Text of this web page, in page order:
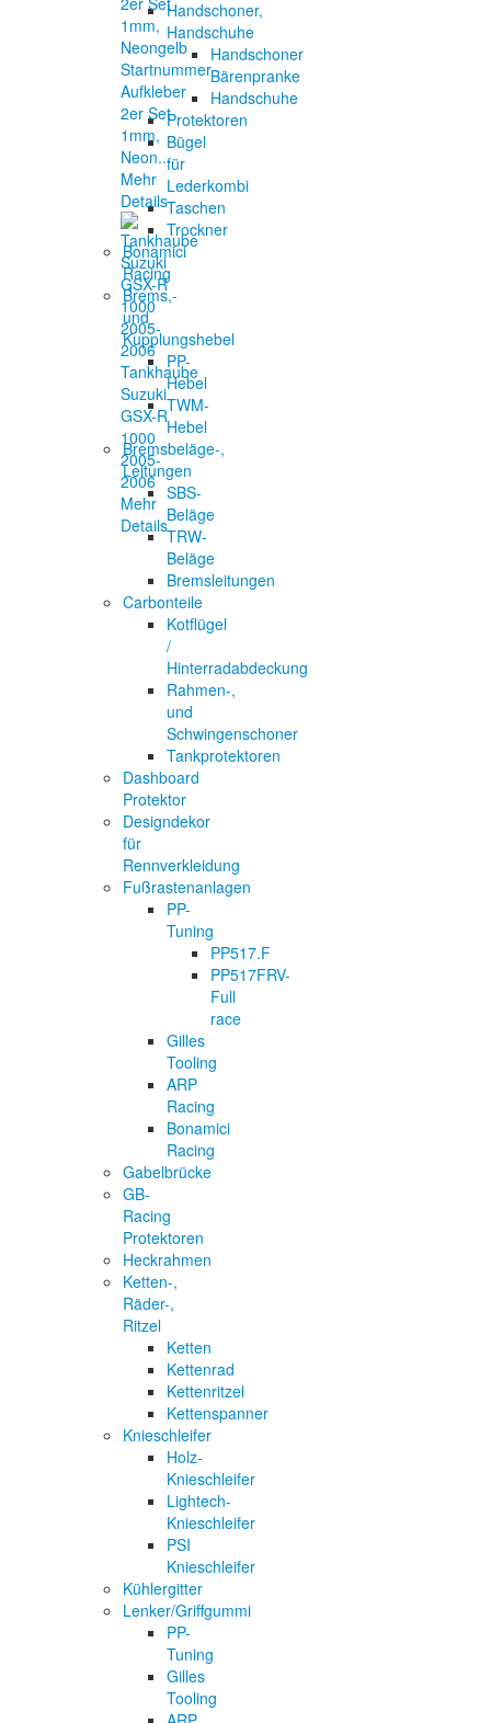
Handschoner,
Handschuhe
Handschoner
Bärenpranke
Handschuhe
Protektoren
Bügel
für
Lederkombi
Taschen
Trockner
Bonamici
Racing
Brems,-
und
Kupplungshebel
PP-
Hebel
TWM-
Hebel
Bremsbeläge-,
Leitungen
SBS-
Beläge
TRW-
Beläge
Bremsleitungen
Carbonteile
Kotflügel
/
Hinterradabdeckung
Rahmen-,
und
Schwingenschoner
Tankprotektoren
Dashboard
Protektor
Designdekor
für
Rennverkleidung
Fußrastenanlagen
PP-
Tuning
PP517.F
PP517FRV-
Full
race
Gilles
Tooling
ARP
Racing
Bonamici
Racing
Gabelbrücke
GB-
Racing
Protektoren
Heckrahmen
Ketten-,
Räder-,
Ritzel
Ketten
Kettenrad
Kettenritzel
Kettenspanner
Knieschleifer
Holz-
Knieschleifer
Lightech-
Knieschleifer
PSI
Knieschleifer
Kühlergitter
Lenker/Griffgummi
PP-
Tuning
Gilles
Tooling
Startnummer
Aufkleber
2er Set
1mm,
Neon...
Mehr
Details
Tankhaube
Suzuki
GSX-R
1000
2005-
2006
Mehr
Details